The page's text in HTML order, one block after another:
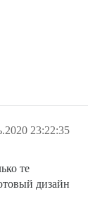
23:22:35
те
дизайн